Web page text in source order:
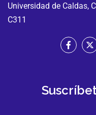
Universidad de Caldas,
C311